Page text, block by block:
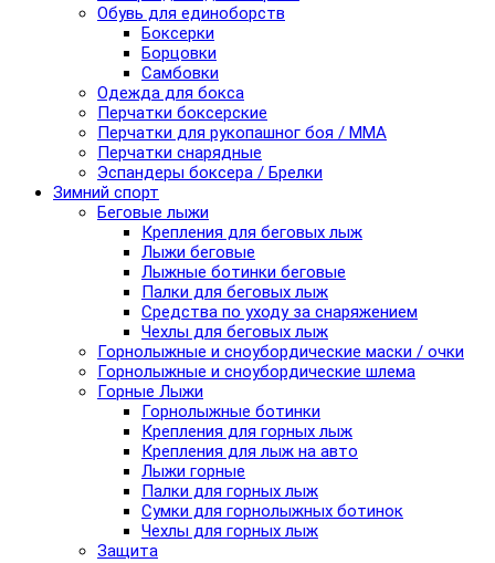
Обувь для единоборств
Боксерки
Борцовки
Самбовки
Одежда для бокса
Перчатки боксерские
Перчатки для рукопашног боя / ММА
Перчатки снарядные
Эспандеры боксера / Брелки
Зимний спорт
Беговые лыжи
Крепления для беговых лыж
Лыжи беговые
Лыжные ботинки беговые
Палки для беговых лыж
Средства по уходу за снаряжением
Чехлы для беговых лыж
Горнолыжные и сноубордические маски / очки
Горнолыжные и сноубордические шлема
Горные Лыжи
Горнолыжные ботинки
Крепления для горных лыж
Крепления для лыж на авто
Лыжи горные
Палки для горных лыж
Сумки для горнолыжных ботинок
Чехлы для горных лыж
Защита